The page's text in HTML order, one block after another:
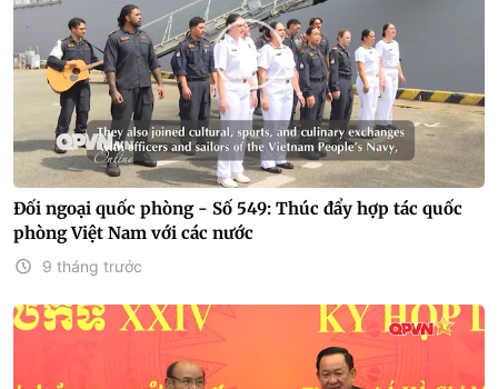
Đối ngoại quốc phòng - Số 549: Thúc đẩy hợp tác quốc
phòng Việt Nam với các nước
9 tháng trước